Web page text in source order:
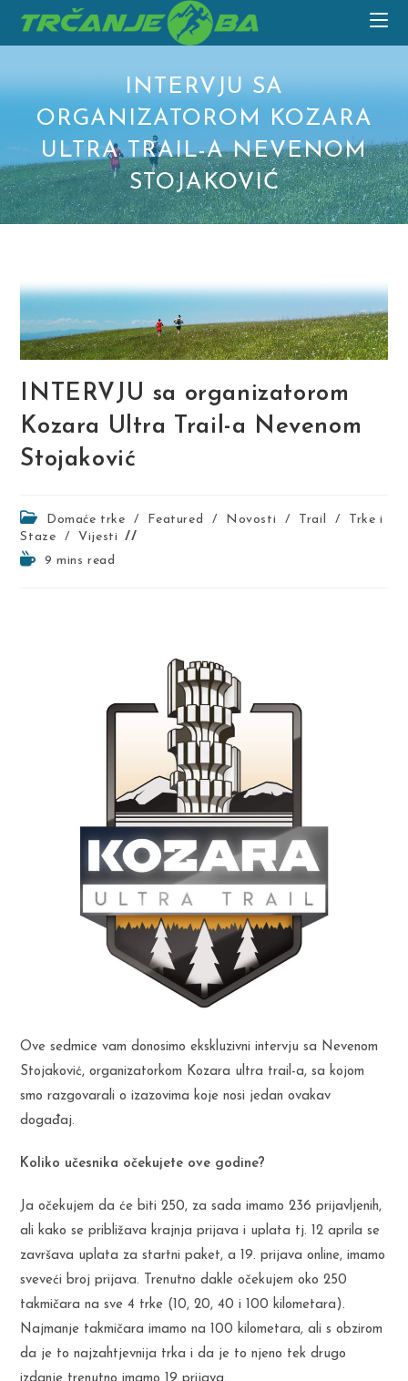
INTERVJU SA
ORGANIZATOROM KOZARA
ULTRA TRAIL-A NEVENOM
STOJAKOVIĆ
INTERVJU sa organizatorom
Kozara Ultra Trail-a Nevenom
Stojaković
Post
category:
Domaće trke / Featured / Novosti / Trail /
Trke i
Staze
/
Vijesti
Reading9 mins read
Ove sedmice vam donosimo ekskluzivni intervju sa Nevenom
Stojaković, organizatorkom Kozara ultra trail-a, sa kojom
smo razgovarali o izazovima koje nosi jedan ovakav
događaj.
Koliko učesnika očekujete ove godine?
Ja očekujem da će biti 250, za sada imamo 236 prijavljenih,
ali kako se približava krajnja prijava i uplata tj. 12 aprila se
završava uplata za startni paket, a 19. prijava online, imamo
sveveći broj prijava. Trenutno dakle očekujem oko 250
takmičara na sve 4 trke (10, 20, 40 i 100 kilometara).
Najmanje takmičara imamo na 100 kilometara, ali s obzirom
da je to najzahtjevnija trka i da je to njeno tek drugo